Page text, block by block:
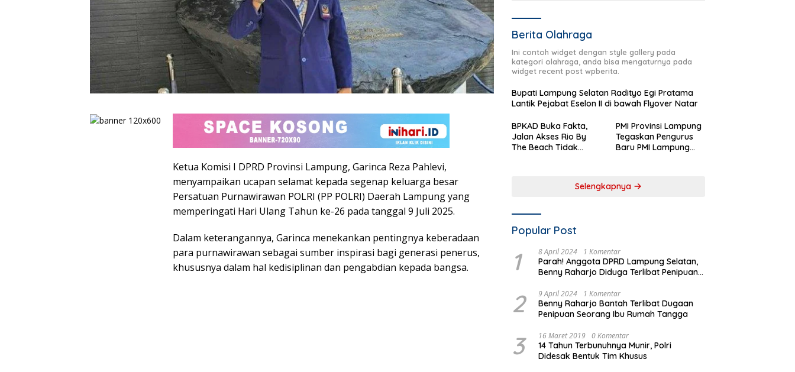
Ketua Komisi I DPRD Provinsi Lampung, Garinca Reza Pahlevi,
menyampaikan ucapan selamat kepada segenap keluarga besar
Persatuan Purnawirawan POLRI (PP POLRI) Daerah Lampung yang
memperingati Hari Ulang Tahun ke-26 pada tanggal 9 Juli 2025.
Dalam keterangannya, Garinca menekankan pentingnya keberadaan
para purnawirawan sebagai sumber inspirasi bagi generasi penerus,
khususnya dalam hal kedisiplinan dan pengabdian kepada bangsa.
Berita Olahraga
Ini contoh widget dengan style gallery pada
kategori olahraga, anda bisa mengaturnya pada
widget recent post wpberita.
Bupati Lampung Selatan Radityo Egi Pratama
Lantik Pejabat Eselon II di bawah Flyover Natar
BPKAD Buka Fakta,
Jalan Akses Rio By
The Beach Tidak
PMI Provinsi Lampung
Tegaskan Pengurus
Baru PMI Lampung
Selengkapnya
Popular Post
1 8 April 2024 1 Komentar
Parah! Anggota DPRD Lampung Selatan,
Benny Raharjo Diduga Terlibat Penipuan
2 9 April 2024 1 Komentar
Benny Raharjo Bantah Terlibat Dugaan
Penipuan Seorang Ibu Rumah Tangga
3 16 Maret 2019 0 Komentar
14 Tahun Terbunuhnya Munir, Polri
Didesak Bentuk Tim Khusus